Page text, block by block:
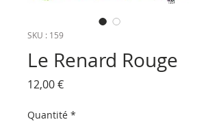
SKU : 159
Le Renard Rouge
12,00 €Prix
Quantité *